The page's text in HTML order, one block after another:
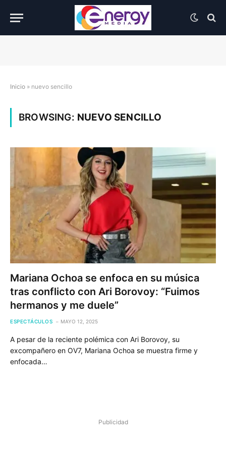
Inicio » nuevo sencillo
BROWSING: NUEVO SENCILLO
Mariana Ochoa se enfoca en su música
tras conflicto con Ari Borovoy: “Fuimos
hermanos y me duele”
ESPECTÁCULOS MAYO 12, 2025
A pesar de la reciente polémica con Ari Borovoy, su
excompañero en OV7, Mariana Ochoa se muestra firme y
enfocada…
Publicidad